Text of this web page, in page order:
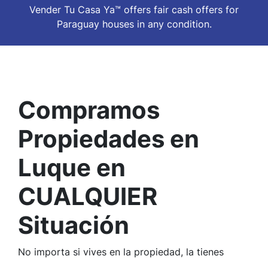
Vender Tu Casa Ya™ offers fair cash offers for
Paraguay houses in anycondition.
Compramos
Propiedades en
Luque en
CUALQUIER
Situación
No importa si vives en la propiedad, la tienes